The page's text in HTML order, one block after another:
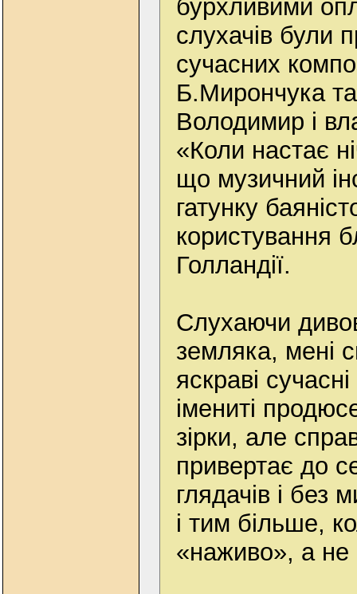
бурхливими
слухачів були
сучасних
Б.Мирончука
Володимир і
«Коли настає
що музичний
гатунку
користування
Голландії.
Слухаючи
земляка, мені
яскраві
імениті
зірки, але
привертає до
глядачів і без
і тим більше,
«наживо», а не